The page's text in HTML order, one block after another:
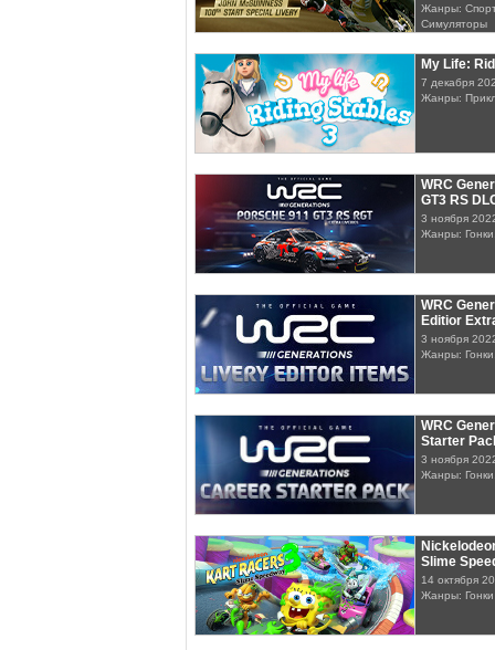
Жанры:
Симуляторы
My Life:
7 декабря
Жанры:
WRC
GT3 RS
3 ноября
Жанры:
WRC
Editior
3 ноября
Жанры:
WRC
Starter
3 ноября
Жанры:
Slime
14 октября
Жанры: Гонки